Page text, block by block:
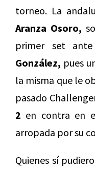
torneo. La
Aranza Osoro,
primer set ante
González, pues
la misma que le
pasado
2 en contra en
arropada por su
Quienes sí